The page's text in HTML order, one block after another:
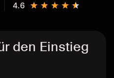
4.6
den Einstieg